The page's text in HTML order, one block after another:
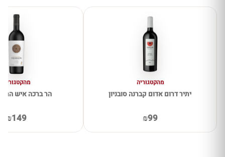
מהקטגוריה
יתיר דרום אדום קברנה סובניון
₪99
מהקטגוריה
הר ברכה איש
₪149